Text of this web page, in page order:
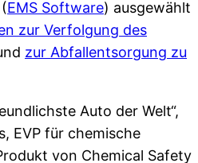
EMS Software) ausgewählt
zur Verfolgung des
zur Abfallentsorgung zu
Auto der Welt“,
EVP für chemische
von Chemical Safety